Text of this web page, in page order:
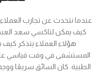
عندما نتحدث عن تجارب
كيف يمكن لتاكسي سعد
هؤلاء العملاء يتذكر
المستشفى في وقت قياسي
الطبية. كان السائق سريعًا